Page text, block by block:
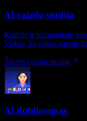
AI vaizdo studija
Kurkite ir redaguokite
Viskas, ko reikia vaizdo
Žiūrėti vaizdo studiją
AI dubliavimas